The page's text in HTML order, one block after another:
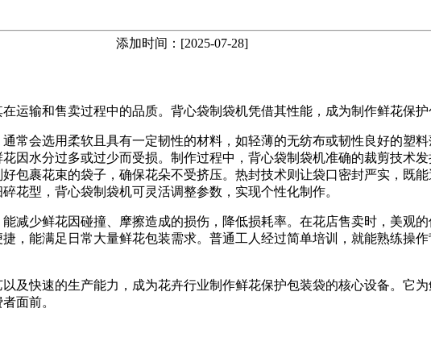
添加时间：[2025-07-28]
运输和售卖过程中的品质。背心袋制袋机凭借其性能，成为制作鲜花保护
常会选用柔软且具有一定韧性的材料，如轻薄的无纺布或韧性良好的塑
因水分过多或过少而受损。制作过程中，背心袋制袋机准确的裁剪技术
包裹花束的袋子，确保花朵不受挤压。热封技术则让袋口密封严实，既
花型，背心袋制袋机可灵活调整参数，实现个性化制作。
减少鲜花因碰撞、摩擦造成的损伤，降低损耗率。在花店售卖时，美观
，能满足日常大量鲜花包装需求。普通工人经过简单培训，就能熟练操
及快速的生产能力，成为花卉行业制作鲜花保护包装袋的核心设备。它
面前。